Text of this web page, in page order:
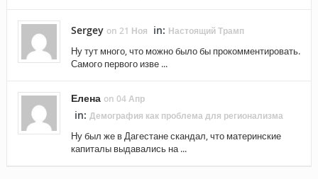
Sergey on 21 Ноя in: Настоящий Трамп
Ну тут много, что можно было бы прокомментировать.
Самого первого изве ...
Елена on 04 Апр
in: Демография как проблема для регионализма
Ну был же в Дагестане скандал, что материнские
капиталы выдавались на ...